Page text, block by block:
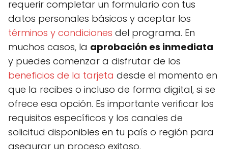
requerir completar un formulario con tus
datos personales básicos y aceptar los
términos y condiciones del programa. En
muchos casos, la aprobación es inmediata
y puedes comenzar a disfrutar de los
beneficios de la tarjeta desde el momento en
que la recibes o incluso de forma digital, si se
ofrece esa opción. Es importante verificar los
requisitos específicos y los canales de
solicitud disponibles en tu país o región para
asegurar un proceso exitoso.